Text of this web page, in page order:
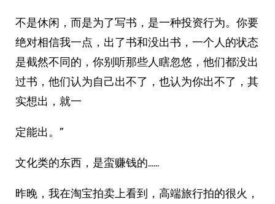
不是休闲，而是为了写书，是一种投资行为。你要
绝对相信我一点，出了书和没出书，一个人的状态
是截然不同的，你别听那些人瞎忽悠，他们都没出
过书，他们认为自己出不了，也认为你出不了，其
实想出，就一
定能出。”
文化类的东西，是蛮赚钱的……
昨晚，我在淘宝拍卖上看到，高端旅行拍的很火，